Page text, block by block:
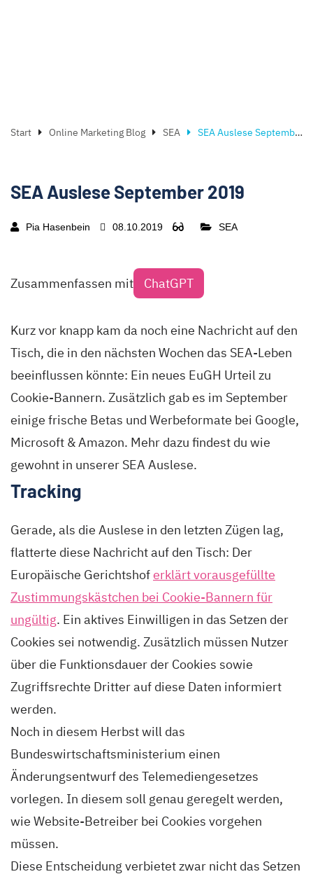
Start Online Marketing Blog SEA SEA Auslese September 2019
SEA Auslese September 2019
Pia Hasenbein 08.10.2019 SEA
Zusammenfassen mit ChatGPT
Kurz vor knapp kam da noch eine Nachricht auf den
Tisch, die in den nächsten Wochen das SEA-Leben
beeinflussen könnte: Ein neues EuGH Urteil zu
Cookie-Bannern. Zusätzlich gab es im September
einige frische Betas und Werbeformate bei Google,
Microsoft & Amazon. Mehr dazu findest du wie
gewohnt in unserer SEA Auslese.
Tracking
Gerade, als die Auslese in den letzten Zügen lag,
flatterte diese Nachricht auf den Tisch: Der
Europäische Gerichtshoferklärt vorausgefüllte
Zustimmungskästchen bei Cookie-Bannern für
ungültig. Ein aktives Einwilligen in das Setzen der
Cookies sei notwendig. Zusätzlich müssen Nutzer
über die Funktionsdauer der Cookies sowie
Zugriffsrechte Dritter auf diese Daten informiert
werden.
Noch in diesem Herbst will das
Bundeswirtschaftsministerium einen
Änderungsentwurf des Telemediengesetzes
vorlegen. In diesem soll genau geregelt werden,
wie Website-Betreiber bei Cookies vorgehen
müssen.
Diese Entscheidung verbietet zwar nicht das Setzen